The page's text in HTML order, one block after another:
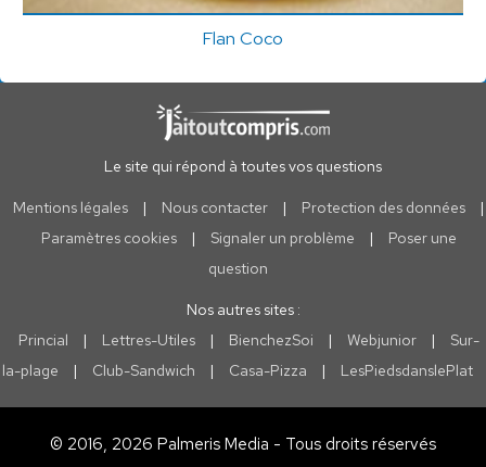
Flan Coco
Le site qui répond à toutes vos questions
Mentions légales | Nous contacter | Protection des données
|
Paramètres cookies
| Signaler un problème |
Poser une
question
Nos autres sites :
Princial
| Lettres-Utiles | BienchezSoi | Webjunior |
Sur-
la-plage
| Club-Sandwich | Casa-Pizza | LesPiedsdanslePlat
© 2016, 2026 Palmeris Media - Tous droits réservés